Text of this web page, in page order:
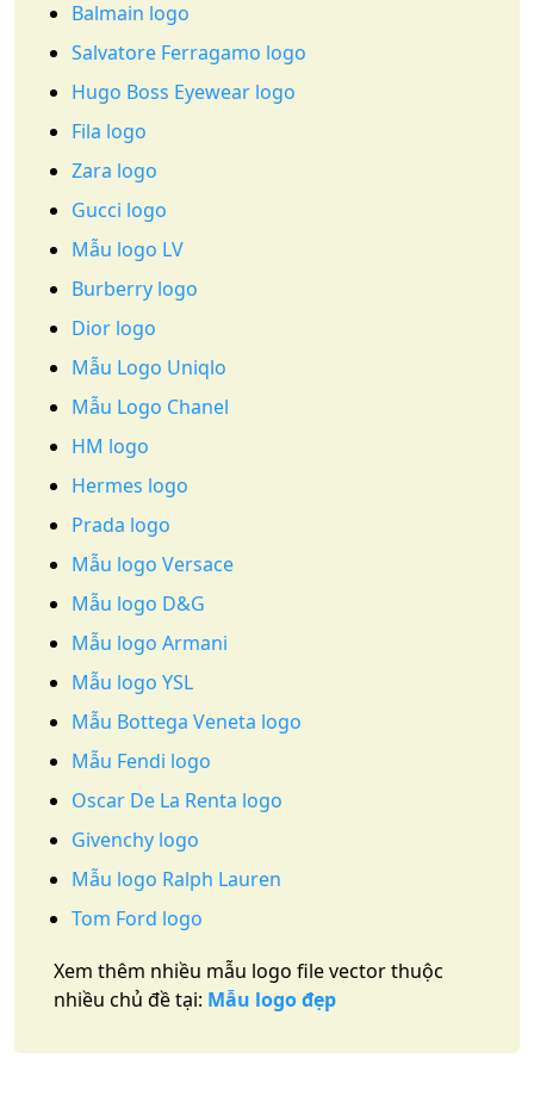
Balmain logo
Salvatore Ferragamo logo
Hugo Boss Eyewear logo
Fila logo
Zara logo
Gucci logo
Mẫu logo LV
Burberry logo
Dior logo
Mẫu Logo Uniqlo
Mẫu Logo Chanel
HM logo
Hermes logo
Prada logo
Mẫu logo Versace
Mẫu logo D&G
Mẫu logo Armani
Mẫu logo YSL
Mẫu Bottega Veneta logo
Mẫu Fendi logo
Oscar De La Renta logo
Givenchy logo
Mẫu logo Ralph Lauren
Tom Ford logo
Xem thêm nhiều mẫu logo file vector thuộc
nhiều chủ đề tại: Mẫu logo đẹp